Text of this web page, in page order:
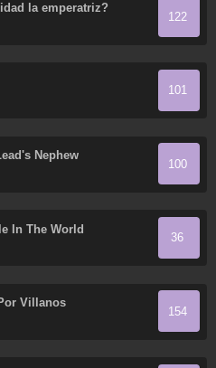
la emperatriz?
122
101
Nephew
100
In The World
36
Villanos
154